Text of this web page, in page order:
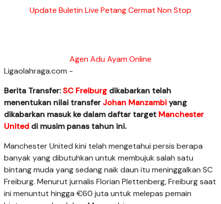
Update Buletin Live Petang Cermat Non Stop
Agen Adu Ayam Online
Ligaolahraga.com -
Berita Transfer:SC Freiburg dikabarkan telah
menentukan nilai transferJohan Manzambiyang
dikabarkan masuk ke dalam daftar target Manchester
United di musim panas tahun ini.
Manchester United kini telah mengetahui persis berapa
banyak yang dibutuhkan untuk membujuk salah satu
bintang muda yang sedang naik daun itu meninggalkan SC
Freiburg. Menurut jurnalis Florian Plettenberg, Freiburg saat
ini menuntut hingga €60 juta untuk melepas pemain